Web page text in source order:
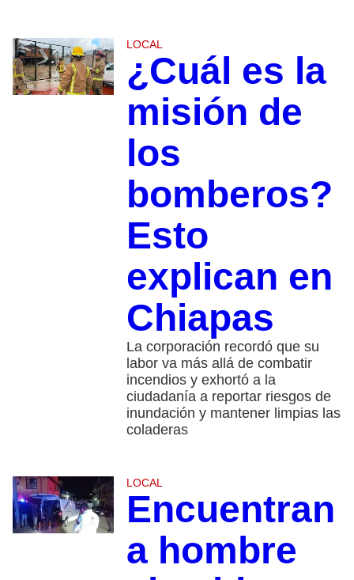
LOCAL
¿Cuál es la
misión de
los
bomberos?
Esto
explican en
Chiapas
La corporación recordó que su
labor va más allá de combatir
incendios y exhortó a la
ciudadanía a reportar riesgos de
inundación y mantener limpias las
coladeras
LOCAL
Encuentran
a hombre